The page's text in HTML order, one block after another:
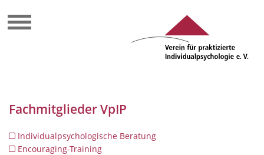
Fachmitglieder VpIP
Individualpsychologische Beratung
Encouraging-Training